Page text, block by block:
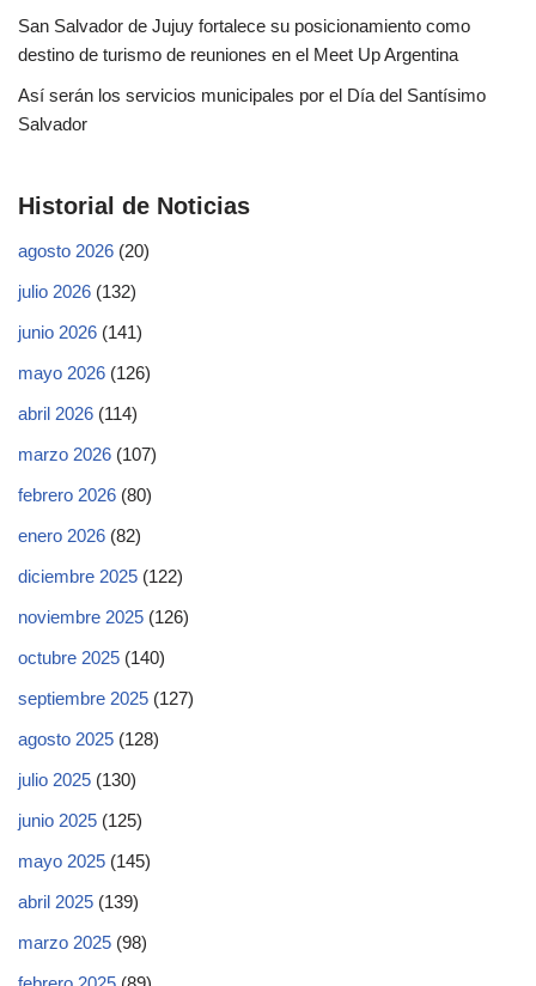
San Salvador de Jujuy fortalece su posicionamiento como
destino de turismo de reuniones en el Meet Up Argentina
Así serán los servicios municipales por el Día del Santísimo
Salvador
Historial de Noticias
agosto 2026 (20)
julio 2026 (132)
junio 2026 (141)
mayo 2026 (126)
abril 2026 (114)
marzo 2026 (107)
febrero 2026 (80)
enero 2026 (82)
diciembre 2025 (122)
noviembre 2025 (126)
octubre 2025 (140)
septiembre 2025 (127)
agosto 2025 (128)
julio 2025 (130)
junio 2025 (125)
mayo 2025 (145)
abril 2025 (139)
marzo 2025 (98)